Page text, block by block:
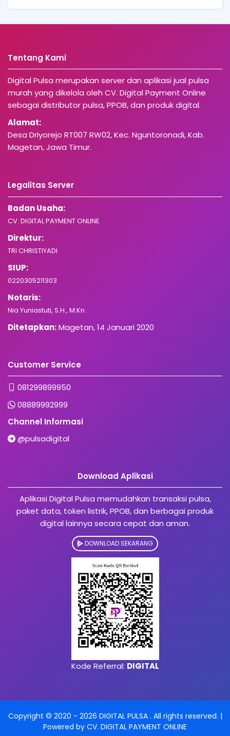
Tentang Kami
Digital Pulsa merupakan server dan aplikasi jual pulsa
murah yang dikelola oleh CV. Digital Payment Online
sebagai distributor pulsa, PPOB, dan produk digital.
Alamat:
Desa Driyorejo RT007 RW02, Kec. Nguntoronadi, Kab.
Magetan, Jawa Timur.
Legalitas Server
Badan Usaha:
CV. DIGITAL PAYMENT ONLINE
Direktur:
TRI CHRISTIYADI
SIUP:
0220305211303
Notaris:
Nia Yuniastuti, S.H., M.Kn.
Ditetapkan:Magetan, 14 Januari 2020
Customer Service
081299899950
08889992999
Channel Informasi
@pulsadigital
Download Aplikasi
Aplikasi Digital Pulsa memudahkan transaksi pulsa,
paket data, token listrik, PPOB, dan berbagai produk
digital lainnya secara cepat dan aman.
DOWNLOAD SEKARANG
Kode Referral: DIGITAL
Copyright © 2020 - 2026 DIGITAL PULSA . All rights reserved. |
Powered by CV. DIGITAL PAYMENT ONLINE